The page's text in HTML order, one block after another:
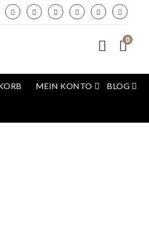
0
MEIN KONTO BLOG